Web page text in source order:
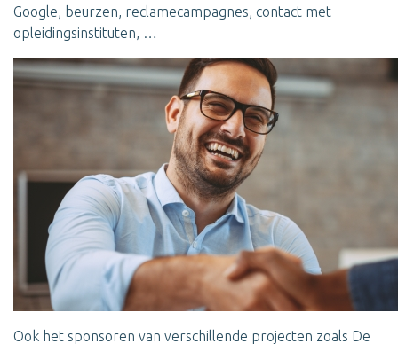
Google, beurzen, reclamecampagnes, contact met
opleidingsinstituten, …
Ook het sponsoren van verschillende projecten zoals De